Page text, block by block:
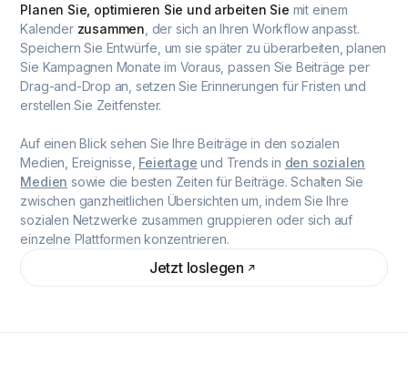
Planen Sie, optimieren Sie und arbeiten Sie mit einem
Kalender zusammen , der sich an Ihren Workflow anpasst.
Speichern Sie Entwürfe, um sie später zu überarbeiten, planen
Sie Kampagnen Monate im Voraus, passen Sie Beiträge per
Drag-and-Drop an, setzen Sie Erinnerungen für Fristen und
erstellen Sie Zeitfenster.
Auf einen Blick sehen Sie Ihre Beiträge in den sozialen
Medien, Ereignisse, Feiertage und Trends in den sozialen
Medien sowie die besten Zeiten für Beiträge. Schalten Sie
zwischen ganzheitlichen Übersichten um, indem Sie Ihre
sozialen Netzwerke zusammen gruppieren oder sich auf
einzelne Plattformen konzentrieren.
Jetzt loslegen